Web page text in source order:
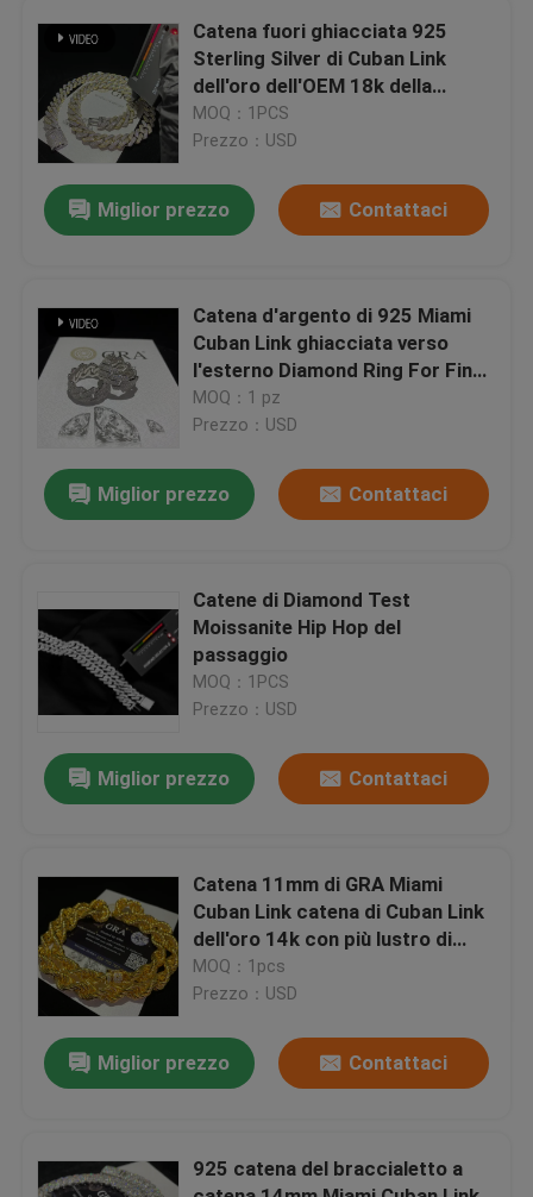
Casa
Circa noi
Controllo di qualità
Contattici
Notizie
Casi
Moissanite Diamond Watch
Catena fuori ghiacciata 925
Sterling Silver di Cuban Link
dell'oro dell'OEM 18k della
catena di Miami Cuban Link
MOQ：1PCS
Prezzo：USD
Miglior prezzo Contattaci
Catena d'argento di 925 Miami
Cuban Link ghiacciata verso
l'esterno Diamond Ring For Fine
Jewelry degli uomini di
Moissanite
MOQ：1 pz
Prezzo：USD
Miglior prezzo Contattaci
Catene di Diamond Test
Moissanite Hip Hop del
passaggio
MOQ：1PCS
Prezzo：USD
Miglior prezzo Contattaci
Catena 11mm di GRA Miami
Cuban Link catena di Cuban Link
dell'oro 14k con più lustro di
Bling
MOQ：1pcs
Prezzo：USD
Miglior prezzo Contattaci
925 catena del braccialetto a